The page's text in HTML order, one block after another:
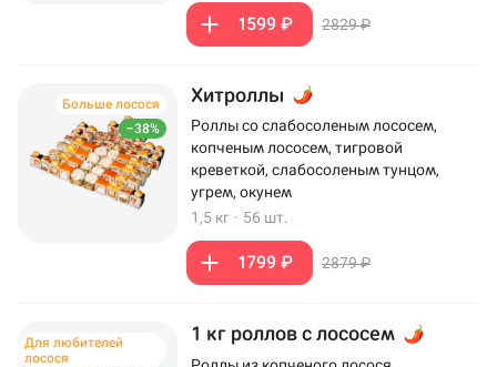
1599 ₽ 2829 ₽
–38%
Больше лосося Хитроллы
Роллы со слабосоленым лососем,
копченым лососем, тигровой
креветкой, слабосоленым тунцом,
угрем, окунем
1,5 кг · 56 шт.
1799 ₽ 2879 ₽
Для любителей
лосося
1 кг роллов с лососем